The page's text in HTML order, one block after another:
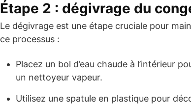
Étape 2 : dégivrage du
Le dégivrage est une étape cruciale pour
ce processus :
Placez un bol d’eau chaude à l’intérieur
un nettoyeur vapeur.
Utilisez une spatule en plastique pour